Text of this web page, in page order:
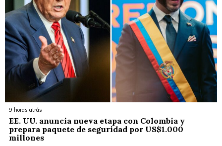
9 horas atrás
EE. UU. anuncia nueva etapa con Colombia y
prepara paquete de seguridad por US$1.000
millones